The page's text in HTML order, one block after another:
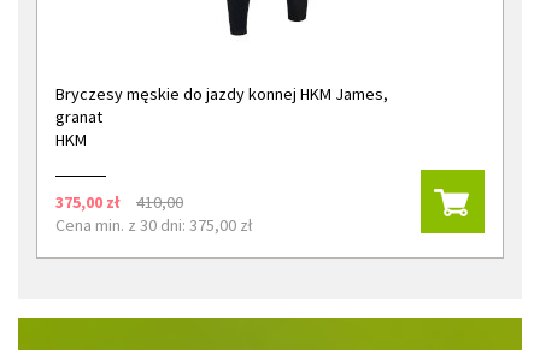
Bryczesy męskie do jazdy konnej HKM James,
granat
HKM
375,00 zł
410,00
Cena min. z 30 dni: 375,00 zł